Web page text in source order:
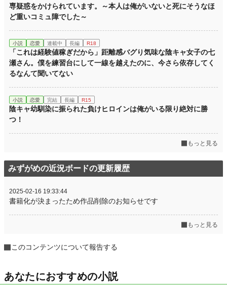
専疑惑をかけられています。～本人は俺がいないと死にそうなほ
ど重いコミュ障でした～
小説 恋愛 連載中 長編 R18
「これは経験値稼ぎだから」距離感バグり気味な陰キャ女子の七
瀬さん。僕を練習台にして一線を越えたのに、今さら依存してく
るなんて聞いてない
小説 恋愛 完結 長編 R15
陰キャ幼馴染に振られた負けヒロインは俺がいる限り絶対に勝
つ！
もっと見る
みずがめの近況ボードの更新履歴
2025-02-16 19:33:44
書籍化が決まったため作品削除のお知らせです
もっと見る
このコンテンツについて報告する
あなたにおすすめの小説